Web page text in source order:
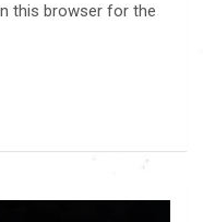
this browser for the